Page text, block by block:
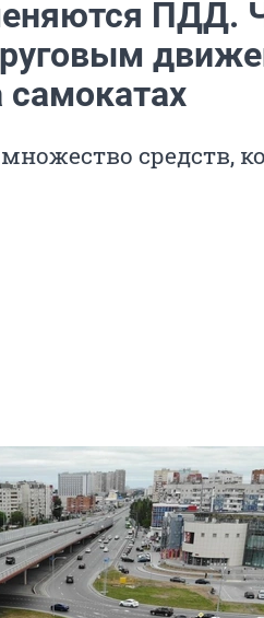
ПДД.
средств,